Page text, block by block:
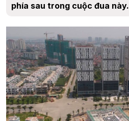
phía sau trong cuộc đua này.